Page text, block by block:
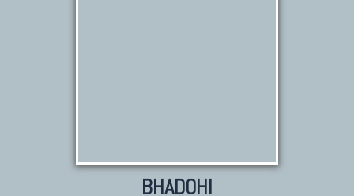
BHADOHI